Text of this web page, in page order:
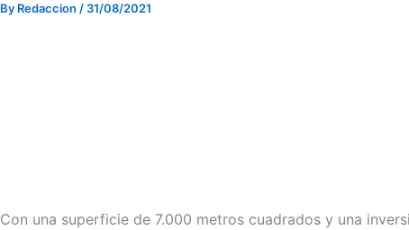
By Redaccion / 31/08/2021
Con una superficie de 7.000 metros cuadrados y una